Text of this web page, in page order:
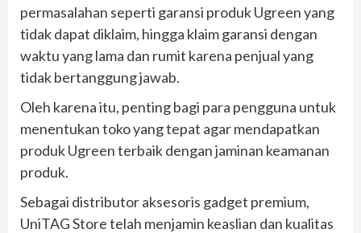
permasalahan seperti garansi produk Ugreen yang
tidak dapat diklaim, hingga klaim garansi dengan
waktu yang lama dan rumit karena penjual yang
tidak bertanggung jawab.
Oleh karena itu, penting bagi para pengguna untuk
menentukan toko yang tepat agar mendapatkan
produk Ugreen terbaik dengan jaminan keamanan
produk.
Sebagai distributor aksesoris gadget premium,
UniTAG Store telah menjamin keaslian dan kualitas